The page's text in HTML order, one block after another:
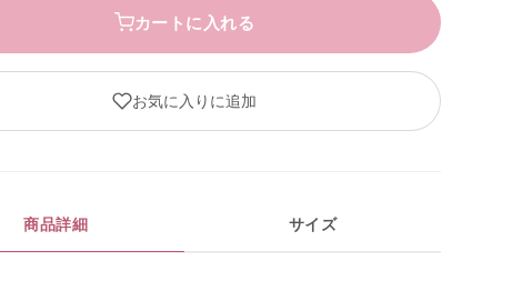
カートに入れる
お気に入りに追加
商品詳細 サイズ